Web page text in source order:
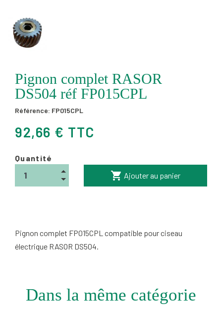
Pignon complet RASOR
DS504 réf FP015CPL
Référence: FP015CPL
92,66 € TTC
Quantité
shopping_cart Ajouter au panier
Pignon complet FP015CPL compatible pour ciseau
électrique RASOR DS504.
Dans la même catégorie